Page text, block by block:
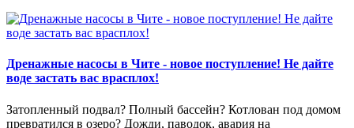
Дренажные насосы в Чите - новое поступление! Не дайте
воде застать вас врасплох!
Затопленный подвал? Полный бассейн? Котлован под домом
превратился в озеро? Дожди, паводок, авария на